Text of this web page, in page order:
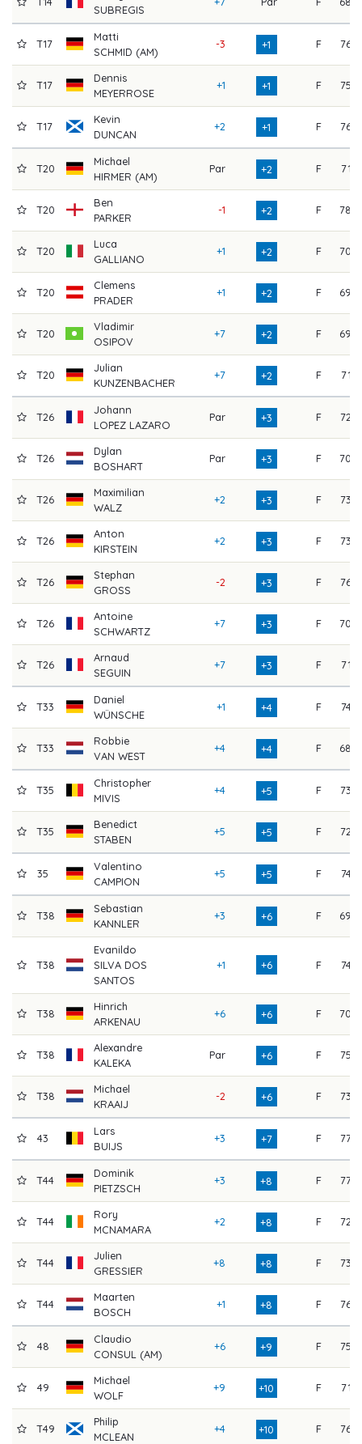
SUBREGIS
T17
Matti
SCHMID (AM)
-3 +1 F 76
T17
Dennis
MEYERROSE
+1 +1 F 75
T17
Kevin
DUNCAN
+2 +1 F 76
T20
Michael
HIRMER (AM)
Par +2 F 71
T20
Ben
PARKER
-1 +2 F 78
T20
Luca
GALLIANO
+1 +2 F 70
T20
Clemens
PRADER
+1 +2 F 69
T20
Vladimir
OSIPOV
+7 +2 F 69
T20
Julian
KUNZENBACHER
+7 +2 F 71
T26
Johann
LOPEZ LAZARO
Par +3 F 72
T26
Dylan
BOSHART
Par +3 F 70
T26
Maximilian
WALZ
+2 +3 F 73
T26
Anton
KIRSTEIN
+2 +3 F 73
T26
Stephan
GROSS
-2 +3 F 76
T26
Antoine
SCHWARTZ
+7 +3 F 70
T26
Arnaud
SEGUIN
+7 +3 F 71
T33
Daniel
WÜNSCHE
+1 +4 F 74
T33
Robbie
VAN WEST
+4 +4 F 68
T35
Christopher
MIVIS
+4 +5 F 73
T35
Benedict
STABEN
+5 +5 F 72
35
Valentino
CAMPION
+5 +5 F 74
T38
Sebastian
KANNLER
+3 +6 F 69
T38
Evanildo
SILVA DOS
SANTOS
+1 +6 F 74
T38
Hinrich
ARKENAU
+6 +6 F 70
T38
Alexandre
KALEKA
Par +6 F 75
T38
Michael
KRAAIJ
-2 +6 F 73
43
Lars
BUIJS
+3 +7 F 77
T44
Dominik
PIETZSCH
+3 +8 F 77
T44
Rory
MCNAMARA
+2 +8 F 72
T44
Julien
GRESSIER
+8 +8 F 73
T44
Maarten
BOSCH
+1 +8 F 76
48
Claudio
CONSUL (AM)
+6 +9 F 75
49
Michael
WOLF
+9 +10 F 71
T49
Philip
MCLEAN
+4 +10 F 76